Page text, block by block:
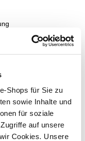
Shops für Sie zu
sowie Inhalte und
für soziale
auf unsere
Cookies. Unsere
Holzkamin
wähle zunächst